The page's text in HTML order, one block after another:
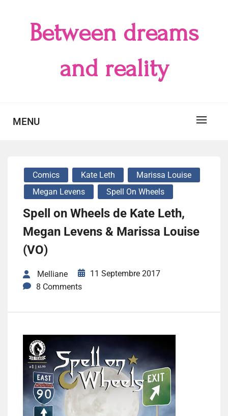
Between dreams
and reality
MENU
Comics Kate Leth
Marissa Louise
Megan Levens
Spell On Wheels
Spell on Wheels de Kate Leth,
Megan Levens & Marissa Louise
(VO)
Melliane
11 Septembre 2017
8 Comments